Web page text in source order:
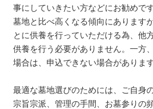
事にしていきたい方などにお勧めで
墓地と比べ高くなる傾向にあります
とに供養を行っていただける為、他
供養を行う必要がありません。一方
場合は、申込できない場合があります
最適な墓地選びのためには、ご自身
宗旨宗派、管理の手間、お墓参りの